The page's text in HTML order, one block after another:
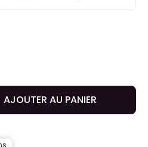
AJOUTER AU PANIER